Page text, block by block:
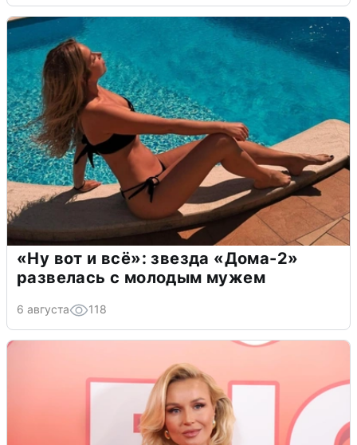
«Ну вот и всё»: звезда «Дома-2»
развелась с молодым мужем
6 августа 118